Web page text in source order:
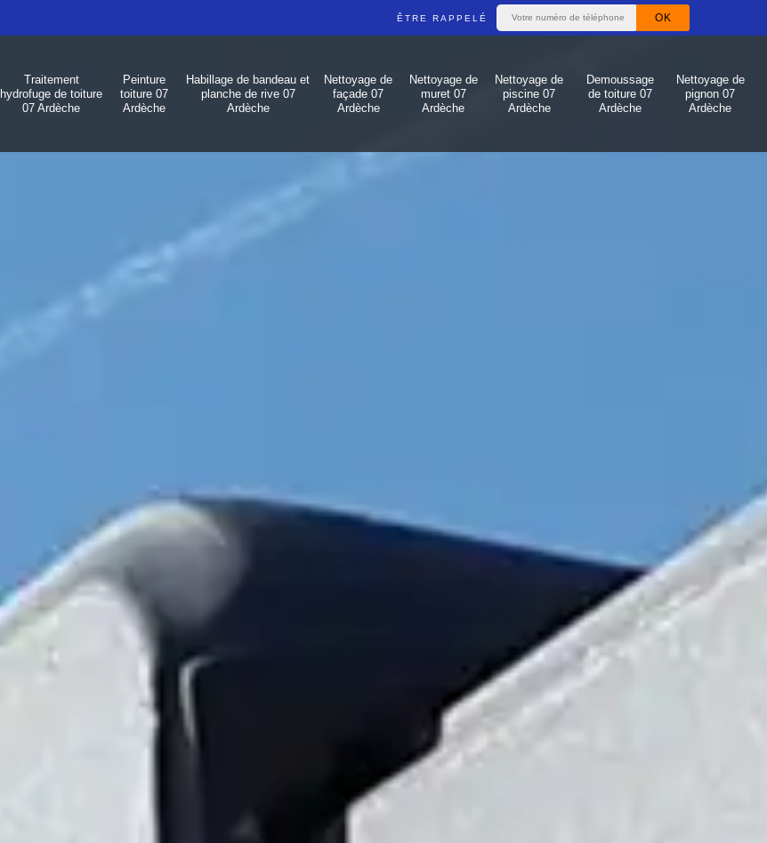
ÊTRE RAPPELÉ
Traitement
hydrofuge de toiture
07 Ardèche
Peinture
toiture 07
Ardèche
Habillage de bandeau et
planche de rive 07
Ardèche
Nettoyage de
façade 07
Ardèche
Nettoyage de
muret 07
Ardèche
Nettoyage de
piscine 07
Ardèche
Demoussage
de toiture 07
Ardèche
Nettoyage de
pignon 07
Ardèche